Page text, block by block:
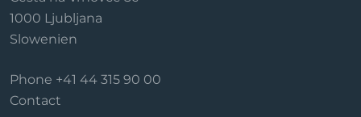
1000 Ljubljana
Slowenien
Phone +41 44 315 90 00
Contact